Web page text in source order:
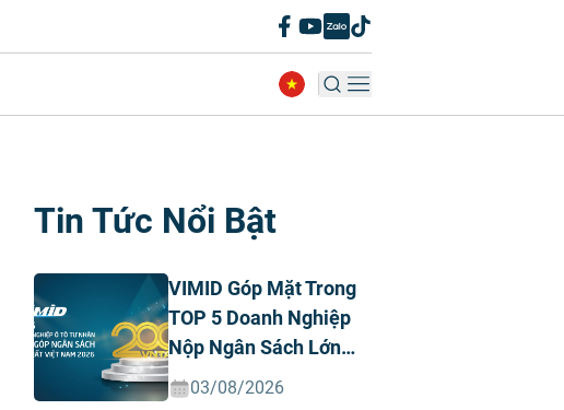
Tin Tức Nổi Bật
VIMID Góp Mặt Trong
TOP 5 Doanh Nghiệp
Nộp Ngân Sách Lớn
Nhất Việt Nam Năm
03/08/2026